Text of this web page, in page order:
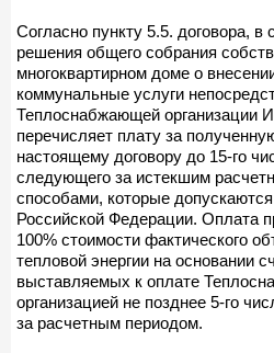
Согласно пункту 5.5. договора, в
решения общего собрания
многоквартирном доме о
коммунальные услуги
Теплоснабжающей организации
перечисляет плату за
настоящему договору до 15-го
следующего за истекшим
способами, которые
Российской Федерации. Оплата
100% стоимости фактического
тепловой энергии на основании
выставляемых к оплате
организацией не позднее 5-го
за расчетным периодом.